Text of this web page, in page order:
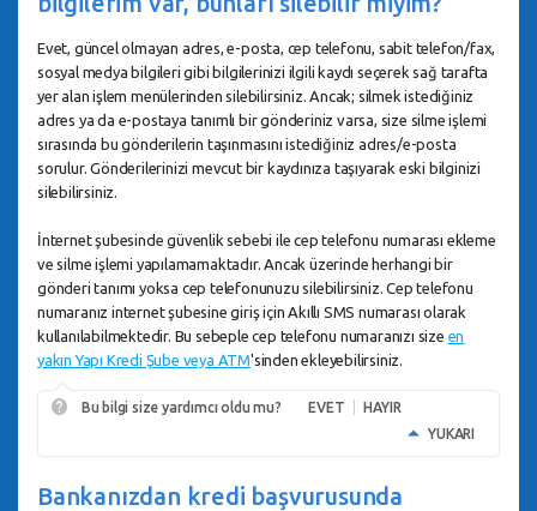
Evet, güncel olmayan adres, e-posta, cep telefonu, sabit telefon/fax,
sosyal medya bilgileri gibi bilgilerinizi ilgili kaydı seçerek sağ tarafta
yer alan işlem menülerinden silebilirsiniz. Ancak; silmek istediğiniz
adres ya da e-postaya tanımlı bir gönderiniz varsa, size silme işlemi
sırasında bu gönderilerin taşınmasını istediğiniz adres/e-posta
sorulur. Gönderilerinizi mevcut bir kaydınıza taşıyarak eski bilginizi
silebilirsiniz.
İnternet şubesinde güvenlik sebebi ile cep telefonu numarası ekleme
ve silme işlemi yapılamamaktadır. Ancak üzerinde herhangi bir
gönderi tanımı yoksa cep telefonunuzu silebilirsiniz. Cep telefonu
numaranız internet şubesine giriş için Akıllı SMS numarası olarak
kullanılabilmektedir. Bu sebeple cep telefonu numaranızı size en
yakın Yapı Kredi Şube veya ATM'sinden ekleyebilirsiniz.
Bu bilgi size yardımcı oldu mu? EVET
HAYIR
YUKARI
Bankanızdan kredi başvurusunda